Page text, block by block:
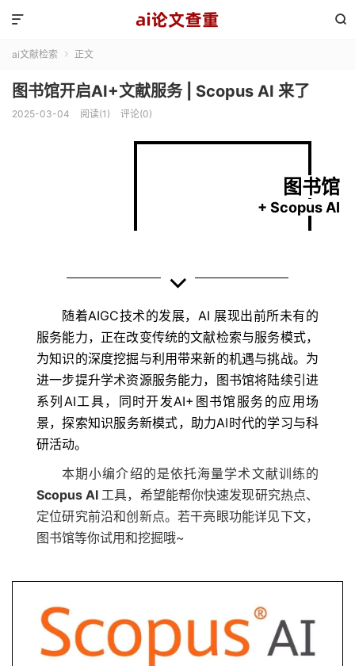


ai文献检索  正文
图书馆开启AI+文献服务 | Scopus AI 来了
2025-03-04 阅读(1) 评论(0)
图书馆
+ Scopus AI
随着AIGC技术的发展，AI 展现出前所未有的
服务能力，正在改变传统的文献检索与服务模式，
为知识的深度挖掘与利用带来新的机遇与挑战。为
进一步提升学术资源服务能力，图书馆将陆续引进
系列AI工具，同时开发AI+图书馆服务的应用场
景，探索知识服务新模式，助力AI时代的学习与科
研活动。
本期小编介绍的是依托海量学术文献训练的
Scopus AI工具，希望能帮你快速发现研究热点、
定位研究前沿和创新点。若干亮眼功能详见下文，
图书馆等你试用和挖掘哦~